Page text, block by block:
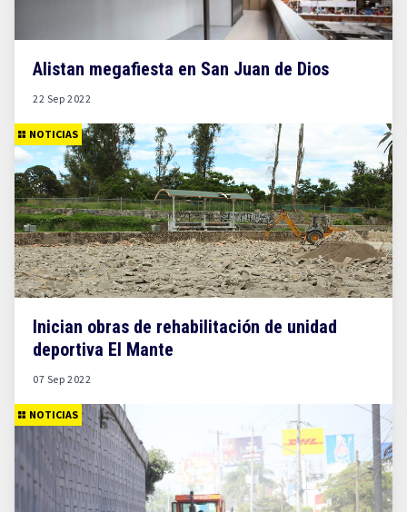
Alistan megafiesta en San Juan de Dios
22 Sep 2022
NOTICIAS
Inician obras de rehabilitación de unidad
deportiva El Mante
07 Sep 2022
NOTICIAS